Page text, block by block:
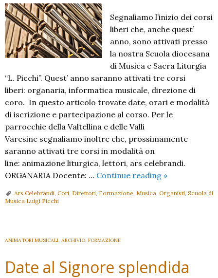
Segnaliamo l’inizio dei corsi
liberi che, anche quest’
anno, sono attivati presso
la nostra Scuola diocesana
di Musica e Sacra Liturgia
“L. Picchi”. Quest’ anno saranno attivati tre corsi
liberi: organaria, informatica musicale, direzione di
coro. In questo articolo trovate date, orari e modalità
di iscrizione e partecipazione al corso. Per le
parrocchie della Valtellina e delle Valli
Varesine segnaliamo inoltre che, prossimamente
saranno attivati tre corsi in modalità on
line: animazione liturgica, lettori, ars celebrandi.
ORGANARIA Docente: … Continue reading Sono
»
Ars Celebrandi, Cori, Direttori, Formazione, Musica, Organisti, Scuola di
Musica Luigi Picchi
ANIMATORI MUSICALI, ARCHIVIO, FORMAZIONE
Date al Signore splendida